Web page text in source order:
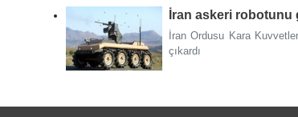
İran askeri robotunu
İran Ordusu Kara
çıkardı